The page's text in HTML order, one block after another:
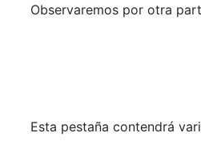
Observaremos por otra
Esta pestaña contendrá